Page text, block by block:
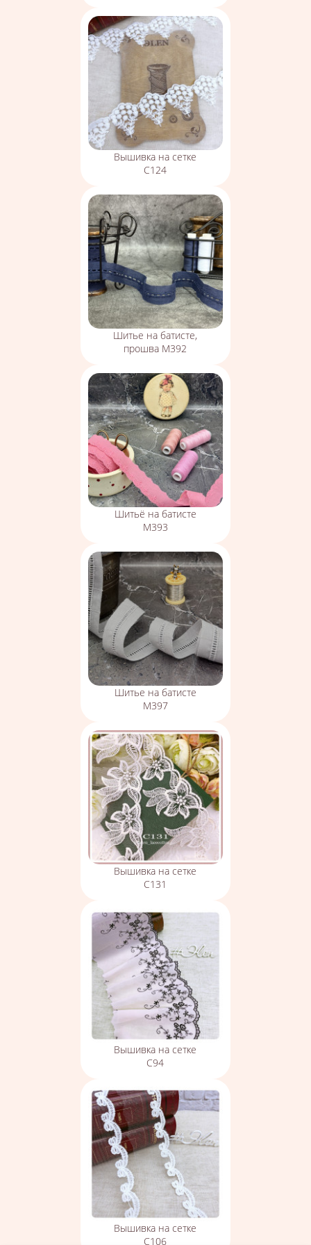
Вышивка на сетке
С124
Шитье на батисте,
прошва М392
Шитьё на батисте
М393
Шитье на батисте
М397
Вышивка на сетке
С131
Вышивка на сетке
С94
Вышивка на сетке
С106